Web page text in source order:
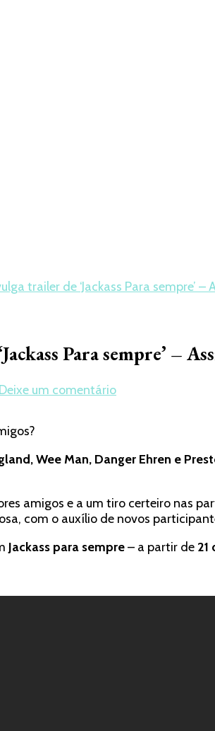
trailer de ‘Jackass Para sempre’ –
Para sempre’ –
Deixe um comentárioem
trailer
de
Para
sempre’
Assista!
Wee Man, Danger Ehren e
amigos e a um tiro certeiro nas
com o auxílio de novos
Jackass para sempre– a partir de 21